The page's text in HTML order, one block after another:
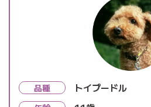
品種 トイプードル